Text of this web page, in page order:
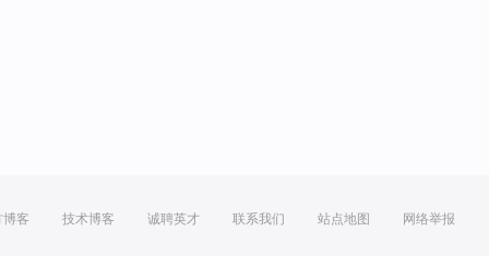
博客 技术博客 诚聘英才 联系我们 站点地图 网络举报